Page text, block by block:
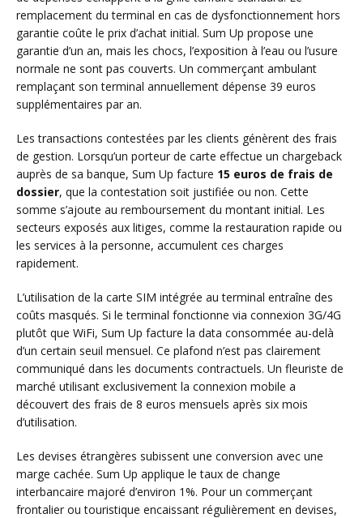
remplacement du terminal en cas de dysfonctionnement hors
garantie coûte le prix d’achat initial. Sum Up propose une
garantie d’un an, mais les chocs, l’exposition à l’eau ou l’usure
normale ne sont pas couverts. Un commerçant ambulant
remplaçant son terminal annuellement dépense 39 euros
supplémentaires par an.
Les transactions contestées par les clients génèrent des frais
de gestion. Lorsqu’un porteur de carte effectue un chargeback
auprès de sa banque, Sum Up facture 15 euros de frais de
dossier, que la contestation soit justifiée ou non. Cette
somme s’ajoute au remboursement du montant initial. Les
secteurs exposés aux litiges, comme la restauration rapide ou
les services à la personne, accumulent ces charges
rapidement.
L’utilisation de la carte SIM intégrée au terminal entraîne des
coûts masqués. Si le terminal fonctionne via connexion 3G/4G
plutôt que WiFi, Sum Up facture la data consommée au-delà
d’un certain seuil mensuel. Ce plafond n’est pas clairement
communiqué dans les documents contractuels. Un fleuriste de
marché utilisant exclusivement la connexion mobile a
découvert des frais de 8 euros mensuels après six mois
d’utilisation.
Les devises étrangères subissent une conversion avec une
marge cachée. Sum Up applique le taux de change
interbancaire majoré d’environ 1%. Pour un commerçant
frontalier ou touristique encaissant régulièrement en devises,